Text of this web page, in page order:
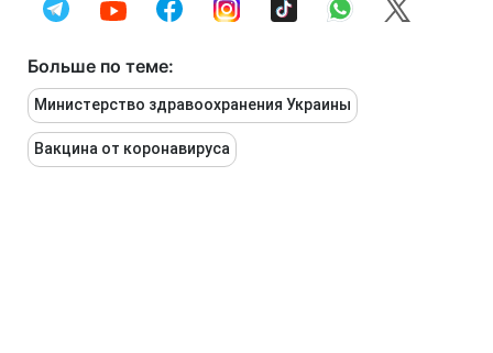
Больше по теме:
Министерство здравоохранения Украины
Вакцина от коронавируса